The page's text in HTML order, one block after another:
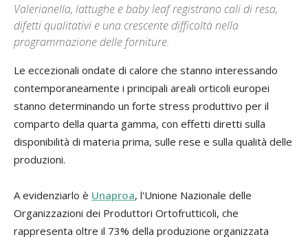
Valerianella, lattughe e baby leaf registrano cali di resa,
difetti qualitativi e una crescente difficoltà nella
programmazione delle forniture.
Le eccezionali ondate di calore che stanno interessando
contemporaneamente i principali areali orticoli europei
stanno determinando un forte stress produttivo per il
comparto della quarta gamma, con effetti diretti sulla
disponibilità di materia prima, sulle rese e sulla qualità delle
produzioni.
A evidenziarlo è Unaproa, l'Unione Nazionale delle
Organizzazioni dei Produttori Ortofrutticoli, che
rappresenta oltre il 73% della produzione organizzata